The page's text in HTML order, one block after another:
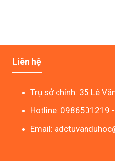
Liên hệ
Trụ sở chính: 35 Lê
Hotline: 0986501219
Email: